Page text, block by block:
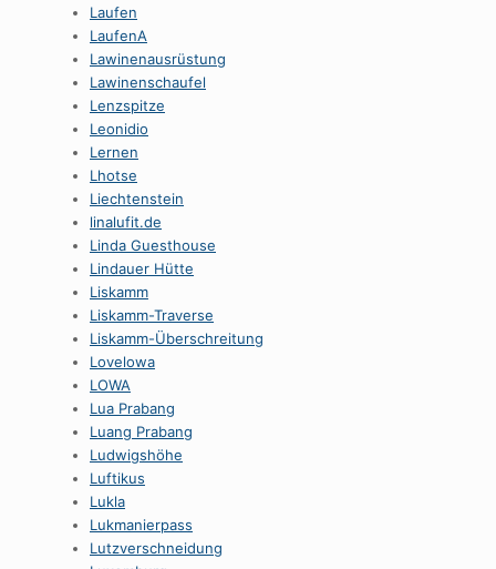
Laufen
LaufenA
Lawinenausrüstung
Lawinenschaufel
Lenzspitze
Leonidio
Lernen
Lhotse
Liechtenstein
linalufit.de
Linda Guesthouse
Lindauer Hütte
Liskamm
Liskamm-Traverse
Liskamm-Überschreitung
Lovelowa
LOWA
Lua Prabang
Luang Prabang
Ludwigshöhe
Luftikus
Lukla
Lukmanierpass
Lutzverschneidung